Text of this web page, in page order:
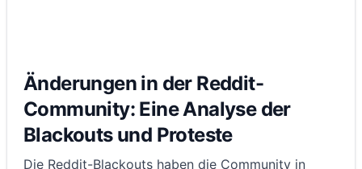
Änderungen in der Reddit-
Community: Eine Analyse der
Blackouts und Proteste
Die Reddit-Blackouts haben die Community in